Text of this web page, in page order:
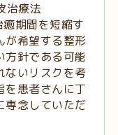
治療法
癒期間を短縮す
が希望する整形
方針である可能
ないリスクを考
を患者さんに丁
専念していただ